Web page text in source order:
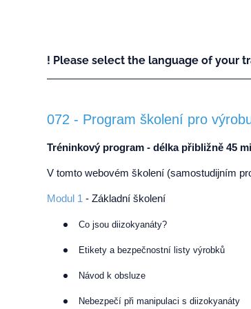
! Please select the language of your
072 - Program školení pro
Tréninkový program - délka přibližně 45
V tomto webovém školení (samostudijním
Modul 1- Základní školení
Co jsou diizokyanáty?
Etikety a bezpečnostní listy výrobků
Návod k obsluze
Nebezpečí při manipulaci s diizokyanáty